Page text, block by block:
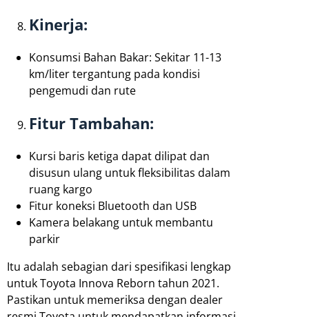
Kinerja:
Konsumsi Bahan Bakar: Sekitar 11-13
km/liter tergantung pada kondisi
pengemudi dan rute
Fitur Tambahan:
Kursi baris ketiga dapat dilipat dan
disusun ulang untuk fleksibilitas dalam
ruang kargo
Fitur koneksi Bluetooth dan USB
Kamera belakang untuk membantu
parkir
Itu adalah sebagian dari spesifikasi lengkap
untuk Toyota Innova Reborn tahun 2021.
Pastikan untuk memeriksa dengan dealer